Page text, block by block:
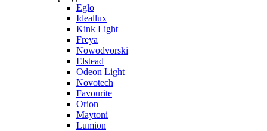
Eglo
Ideallux
Kink Light
Freya
Nowodvorski
Elstead
Odeon Light
Novotech
Favourite
Orion
Maytoni
Lumion